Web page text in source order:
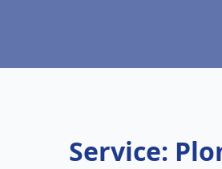
Service: